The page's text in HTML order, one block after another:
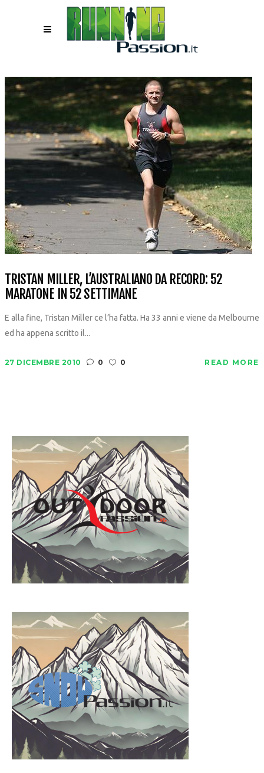
TRISTAN MILLER, L’AUSTRALIANO DA RECORD: 52
MARATONE IN 52 SETTIMANE
E alla fine, Tristan Miller ce l’ha fatta. Ha 33 anni e viene da Melbourne
ed ha appena scritto il...
27 DICEMBRE 2010 0 0 READ MORE